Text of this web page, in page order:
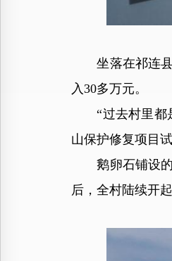
坐落在祁连县
入30多万元。
“过去村里都是
山保护修复项目
鹅卵石铺设的
后，全村陆续开